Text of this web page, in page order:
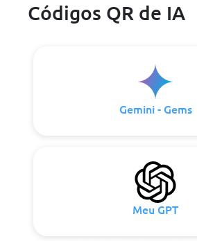
Códigos QR de IA
Gemini - Gems
Meu GPT